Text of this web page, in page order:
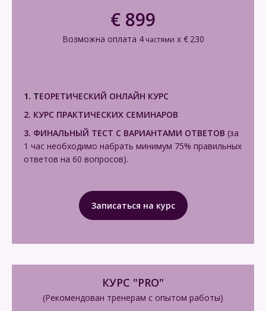
€ 899
Возможна оплата 4частями x € 230
1. ТЕОРЕТИЧЕСКИЙ ОНЛАЙН КУРС
2. КУРС ПРАКТИЧЕСКИХ СЕМИНАРОВ
3. ФИНАЛЬНЫЙ ТЕСТ С ВАРИАНТАМИ ОТВЕТОВ (за
1 час необходимо набрать минимум 75% правильных
ответов на 60 вопросов).
Записаться на курс
КУРС "PRO"
(Рекомендован тренерам с опытом работы)